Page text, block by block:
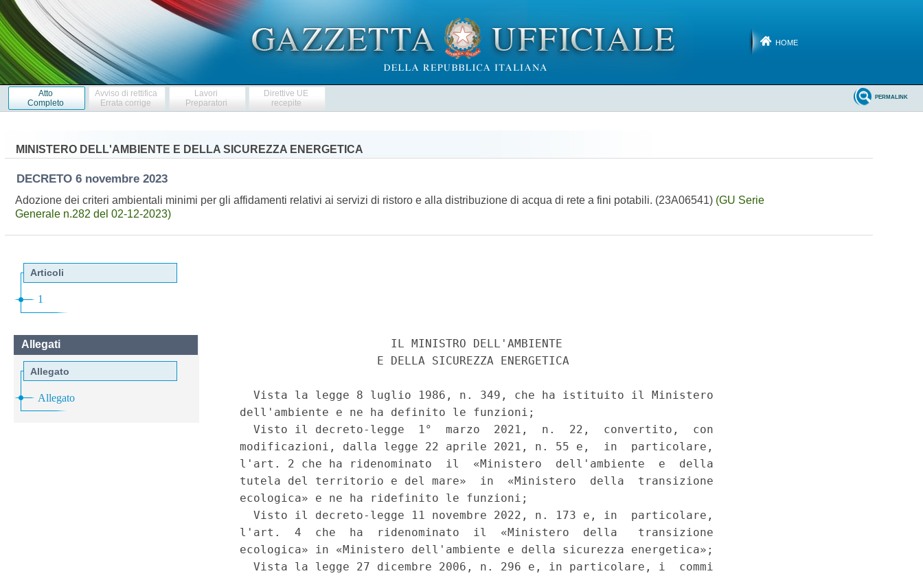
HOME
Atto
Completo
Avviso di rettifica
Errata corrige
Lavori
Preparatori
Direttive UE
recepite
PERMALINK
MINISTERO DELL'AMBIENTE E DELLA SICUREZZA ENERGETICA
DECRETO 6 novembre 2023
Adozione dei criteri ambientali minimi per gli affidamenti relativi ai servizi di ristoro e alla distribuzione di acqua di rete a fini potabili. (23A06541) (GU Serie
Generale n.282 del 02-12-2023)